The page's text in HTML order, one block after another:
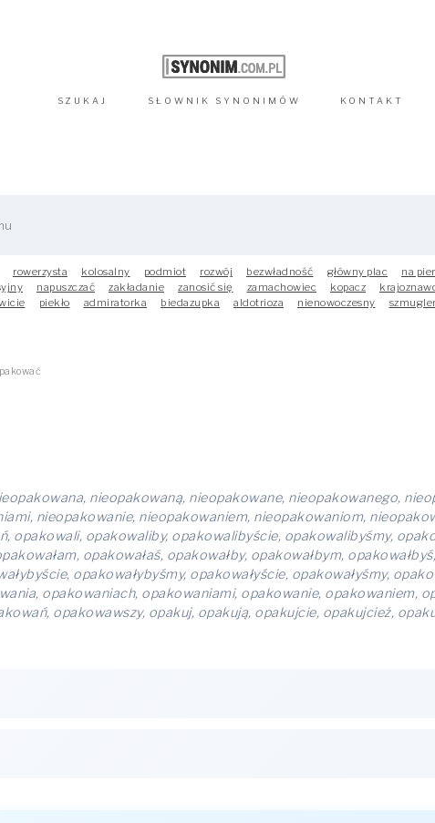
SZUKAJ SŁOWNIK SYNONIMÓW KONTAKT
rowerzysta kolosalny podmiot rozwój bezwładność główny plac na
napuszczać zakładanie zanosić się zamachowiec kopacz
piekło admiratorka biedazupka aldotrioza nienowoczesny szmugler
nieopakowaną, nieopakowane, nieopakowanego,
nieopakowanie, nieopakowaniem, nieopakowaniom,
opakowali, opakowaliby, opakowalibyście, opakowalibyśmy,
opakowałaś, opakowałby, opakowałbym,
opakowałybyśmy, opakowałyście, opakowałyśmy,
opakowaniach, opakowaniami, opakowanie, opakowaniem,
opakowawszy, opakuj, opakują, opakujcie, opakujcież,